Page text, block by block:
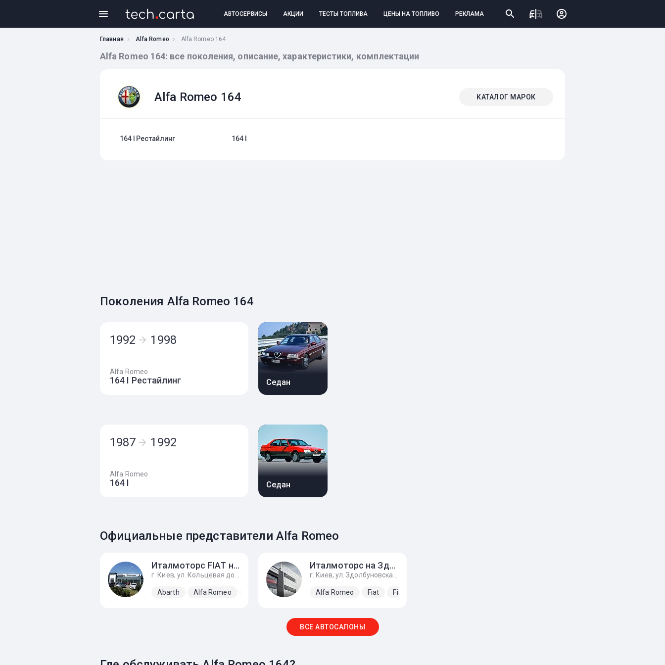
АВТОСЕРВИСЫ АКЦИИ ТЕСТЫ ТОПЛИВА ЦЕНЫ НА ТОПЛИВО РЕКЛАМА
Главная Alfa Romeo Alfa Romeo 164
Alfa Romeo 164: все поколения, описание, характеристики, комплектации
Alfa Romeo 164 КАТАЛОГ МАРОК
164 I Рестайлинг 164 I
Поколения Alfa Romeo 164
1992 1998
Alfa Romeo
164 I Рестайлинг Седан
1987 1992
Alfa Romeo
164 I Седан
Официальные представители Alfa Romeo
Италмоторс FIAT на Кольцевой
Abarth Alfa Romeo Lancia
Италмоторс на Здолбуновской
Alfa Romeo Fiat Fiat-Abarth
ВСЕ АВТОСАЛОНЫ